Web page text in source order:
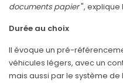
documents papier", explique
Durée au choix
Il évoque un pré-
véhicules légers, avec un
mais aussi par le système